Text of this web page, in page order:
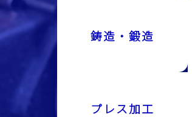
鋳造・鍛造
プレス加工